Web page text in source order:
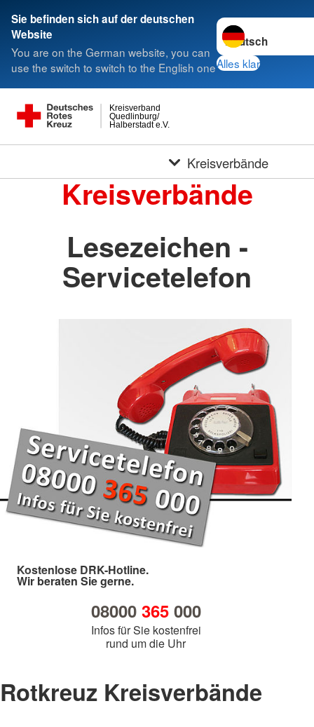
Sie befinden sich auf der deutschen
Website
You are on the German website, you can
use the switch to switch to the English one
Sprache wechseln
Alles klar
Halberstadt e.V.
Quedlinburg/
Kreisverband
Kreisverbände
Kreisverbände
Lesezeichen -
Servicetelefon
Kostenlose DRK-Hotline.
Wir beraten Sie gerne.
08000 365000
Infos für Sie kostenfrei
rund um die Uhr
Rotkreuz Kreisverbände